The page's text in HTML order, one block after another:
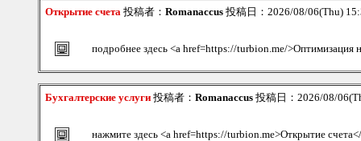
Открытие счета 投稿者： Romanaccus 投稿日：2026/08/06(Thu)
подробнее здесь <a href=https://turbion.me/>Оптимизация
Бухгалтерские услуги 投稿者： Romanaccus 投稿日：2026/08/
нажмите здесь <a href=https://turbion.me>Открытие